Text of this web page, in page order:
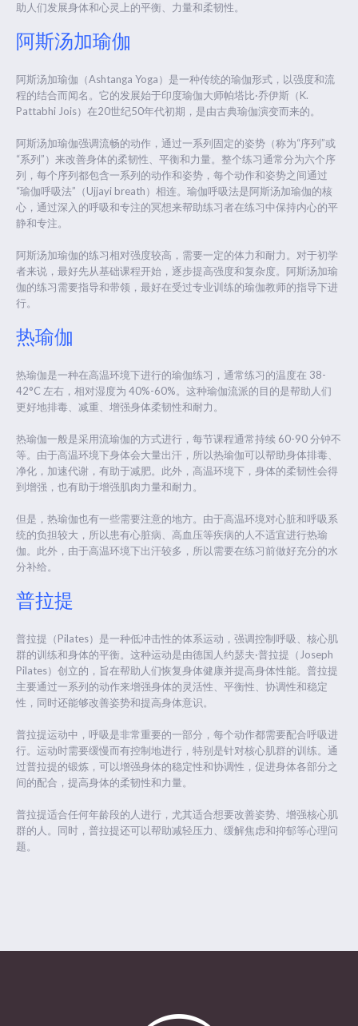
助人们发展身体和心灵上的平衡、力量和柔韧性。
阿斯汤加瑜伽
阿斯汤加瑜伽（Ashtanga Yoga）是一种传统的瑜伽形式，以强度和流
程的结合而闻名。它的发展始于印度瑜伽大师帕塔比·乔伊斯（K.
Pattabhi Jois）在20世纪50年代初期，是由古典瑜伽演变而来的。
阿斯汤加瑜伽强调流畅的动作，通过一系列固定的姿势（称为“序列”或
“系列”）来改善身体的柔韧性、平衡和力量。整个练习通常分为六个序
列，每个序列都包含一系列的动作和姿势，每个动作和姿势之间通过
“瑜伽呼吸法”（Ujjayi breath）相连。瑜伽呼吸法是阿斯汤加瑜伽的核
心，通过深入的呼吸和专注的冥想来帮助练习者在练习中保持内心的平
静和专注。
阿斯汤加瑜伽的练习相对强度较高，需要一定的体力和耐力。对于初学
者来说，最好先从基础课程开始，逐步提高强度和复杂度。阿斯汤加瑜
伽的练习需要指导和带领，最好在受过专业训练的瑜伽教师的指导下进
行。
热瑜伽
热瑜伽是一种在高温环境下进行的瑜伽练习，通常练习的温度在 38-
42°C 左右，相对湿度为 40%-60%。这种瑜伽流派的目的是帮助人们
更好地排毒、减重、增强身体柔韧性和耐力。
热瑜伽一般是采用流瑜伽的方式进行，每节课程通常持续 60-90 分钟不
等。由于高温环境下身体会大量出汗，所以热瑜伽可以帮助身体排毒、
净化，加速代谢，有助于减肥。此外，高温环境下，身体的柔韧性会得
到增强，也有助于增强肌肉力量和耐力。
但是，热瑜伽也有一些需要注意的地方。由于高温环境对心脏和呼吸系
统的负担较大，所以患有心脏病、高血压等疾病的人不适宜进行热瑜
伽。此外，由于高温环境下出汗较多，所以需要在练习前做好充分的水
分补给。
普拉提
普拉提（Pilates）是一种低冲击性的体系运动，强调控制呼吸、核心肌
群的训练和身体的平衡。这种运动是由德国人约瑟夫·普拉提（Joseph
Pilates）创立的，旨在帮助人们恢复身体健康并提高身体性能。普拉提
主要通过一系列的动作来增强身体的灵活性、平衡性、协调性和稳定
性，同时还能够改善姿势和提高身体意识。
普拉提运动中，呼吸是非常重要的一部分，每个动作都需要配合呼吸进
行。运动时需要缓慢而有控制地进行，特别是针对核心肌群的训练。通
过普拉提的锻炼，可以增强身体的稳定性和协调性，促进身体各部分之
间的配合，提高身体的柔韧性和力量。
普拉提适合任何年龄段的人进行，尤其适合想要改善姿势、增强核心肌
群的人。同时，普拉提还可以帮助减轻压力、缓解焦虑和抑郁等心理问
题。